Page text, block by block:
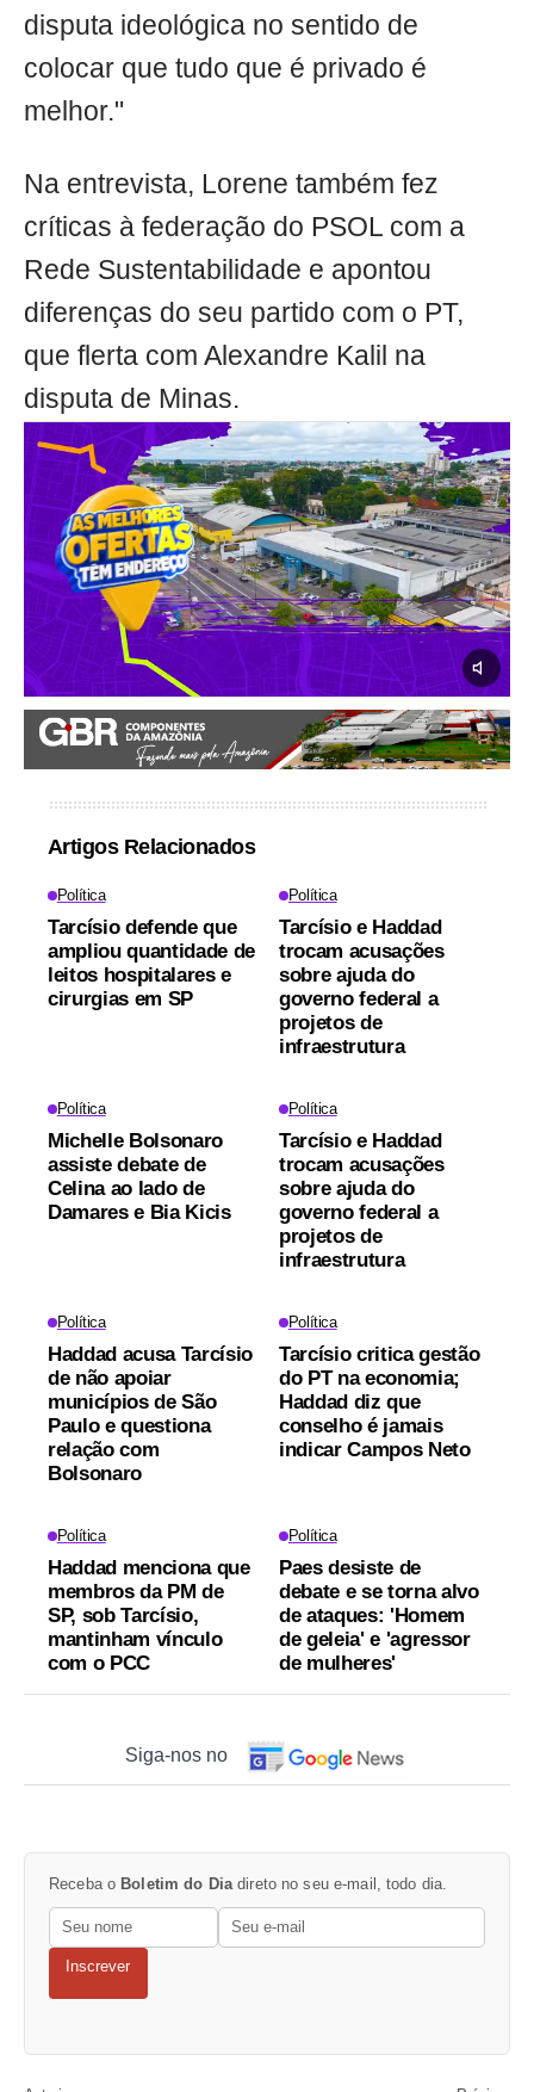
disputa ideológica no sentido de
colocar que tudo que é privado é
melhor."
Na entrevista, Lorene também fez
críticas à federação do PSOL com a
Rede Sustentabilidade e apontou
diferenças do seu partido com o PT,
que flerta com Alexandre Kalil na
disputa de Minas.
Artigos Relacionados
Política
Tarcísio defende que
ampliou quantidade de
leitos hospitalares e
cirurgias em SP
Política
Tarcísio e Haddad
trocam acusações
sobre ajuda do
governo federal a
projetos de
infraestrutura
Política
Michelle Bolsonaro
assiste debate de
Celina ao lado de
Damares e Bia Kicis
Política
Tarcísio e Haddad
trocam acusações
sobre ajuda do
governo federal a
projetos de
infraestrutura
Política
Haddad acusa Tarcísio
de não apoiar
municípios de São
Paulo e questiona
relação com
Bolsonaro
Política
Tarcísio critica gestão
do PT na economia;
Haddad diz que
conselho é jamais
indicar Campos Neto
Política
Haddad menciona que
membros da PM de
SP, sob Tarcísio,
mantinham vínculo
com o PCC
Política
Paes desiste de
debate e se torna alvo
de ataques: 'Homem
de geleia' e 'agressor
de mulheres'
Siga-nos no
Receba o Boletim do Diadireto no seu e-mail, todo dia.
Inscrever